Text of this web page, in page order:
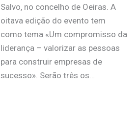
Salvo, no concelho de Oeiras. A
oitava edição do evento tem
como tema «Um compromisso da
liderança – valorizar as pessoas
para construir empresas de
sucesso». Serão três os…